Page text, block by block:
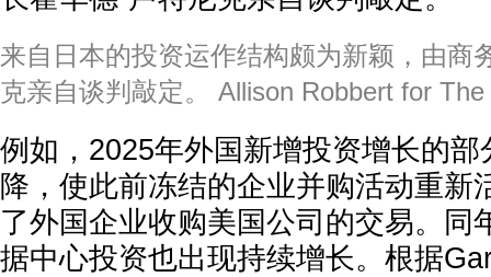
来自日本的投资运作结构颇为新颖，由商
克亲自谈判敲定。 Allison Robbert for
例如，2025年外国新增投资增长的
降，使此前冻结的企业并购活动重新
了外国企业收购美国公司的交易。同
据中心投资也出现持续增长。根据